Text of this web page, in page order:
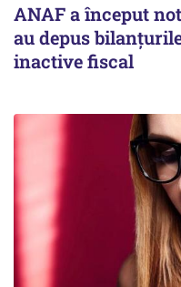
ANAF a început
au depus
inactive fiscal